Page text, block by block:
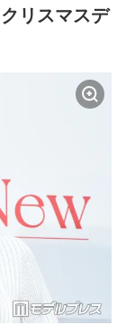
リスマスデ